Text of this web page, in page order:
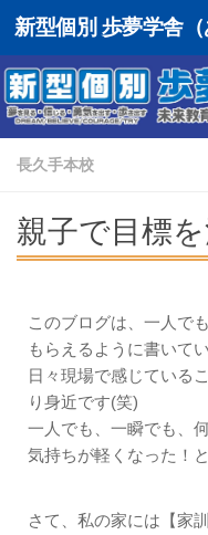
新型個別 歩夢学舎（
長久手本校
親子で目標
このブログは、一人で
もらえるように書いてい
日々現場で感じている
り身近です(笑)
一人でも、一瞬でも、
気持ちが軽くなった！
さて、私の家には【家